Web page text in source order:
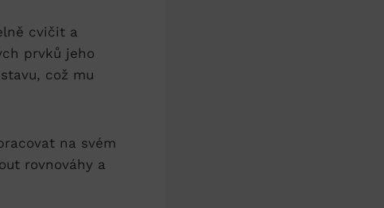
cvičit a
prvků jeho
což mu
na svém
rovnováhy a